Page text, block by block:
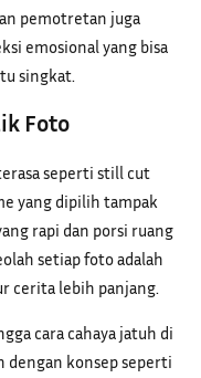
pemotretan juga
emosional yang bisa
singkat.
Foto
seperti still cut
yang dipilih tampak
rapi dan porsi ruang
setiap foto adalah
cerita lebih panjang.
cara cahaya jatuh di
dengan konsep seperti